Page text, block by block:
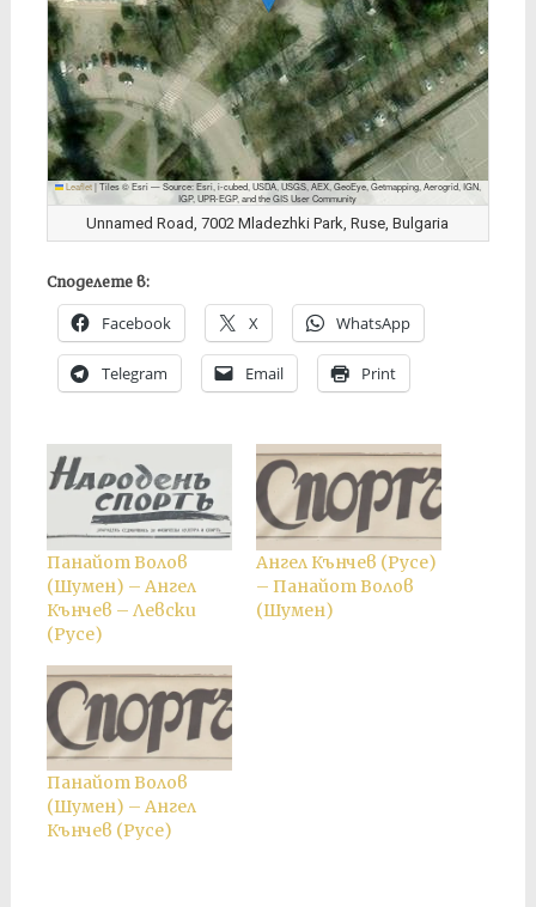
Leaflet |Tiles © Esri — Source: Esri, i-cubed, USDA, USGS, AEX, GeoEye, Getmapping, Aerogrid, IGN,
IGP, UPR-EGP, and the GIS User Community
Unnamed Road, 7002 Mladezhki Park, Ruse, Bulgaria
Споделете в:
Facebook X WhatsApp
Telegram Email Print
Панайот Волов
(Шумен) – Ангел
Кънчев – Левски
(Русе)
Ангел Кънчев (Русе)
– Панайот Волов
(Шумен)
Панайот Волов
(Шумен) – Ангел
Кънчев (Русе)